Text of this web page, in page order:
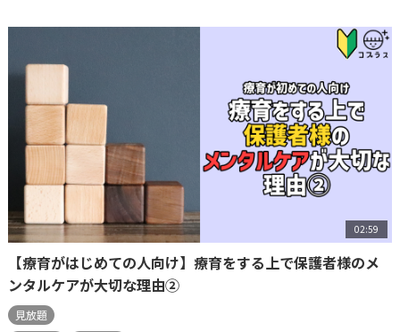
02:59
【療育がはじめての人向け】療育をする上で保護者様のメ
ンタルケアが大切な理由②
見放題